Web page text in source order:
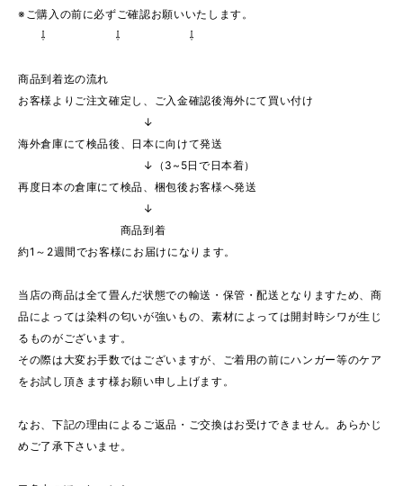
※ご購入の前に必ずご確認お願いいたします。
⇩ ⇩ ⇩
商品到着迄の流れ
お客様よりご注文確定し、ご入金確認後海外にて買い付け
↓
海外倉庫にて検品後、日本に向けて発送
↓（3~5日で日本着）
再度日本の倉庫にて検品、梱包後お客様へ発送
↓
商品到着
約1～2週間でお客様にお届けになります。
当店の商品は全て畳んだ状態での輸送・保管・配送となりますため、商
品によっては染料の匂いが強いもの、素材によっては開封時シワが生じ
るものがございます。
その際は大変お手数ではございますが、ご着用の前にハンガー等のケア
をお試し頂きます様お願い申し上げます。
なお、下記の理由によるご返品・ご交換はお受けできません。あらかじ
めご了承下さいませ。